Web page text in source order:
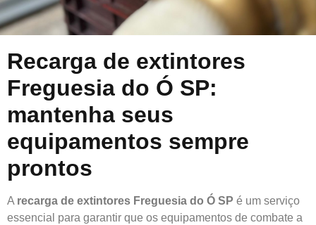
Recarga de extintores
Freguesia do Ó SP:
mantenha seus
equipamentos sempre
prontos
A recarga de extintores Freguesia do Ó SP é um serviço
essencial para garantir que os equipamentos de combate a